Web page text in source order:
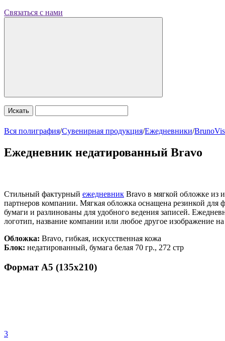
Связаться с нами
Искать
Вся полиграфия/Сувенирная продукция/Ежедневники/
Ежедневник недатированный Bravo
Стильный фактурный ежедневник Bravo в мягкой обложке из
партнеров компании. Мягкая обложка оснащена резинкой
бумаги и разлинованы для удобного ведения записей.
логотип, название компании или любое другое изображение
Обложка: Bravo, гибкая, искусственная кожа
Блок: недатированный, бумага белая 70 гр., 272 стр
Формат А5 (135х210)
3